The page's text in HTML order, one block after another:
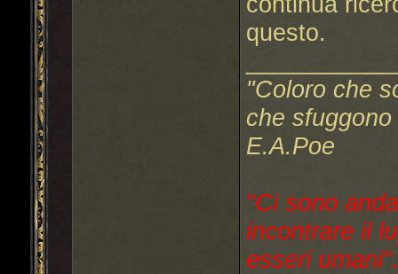
questo.
"Coloro che
che
E.A.Poe
"Ci sono
incontrare il
esseri